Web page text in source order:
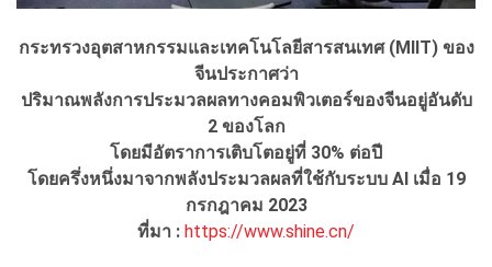
กระทรวงอุตสาหกรรมและเทคโนโลยีสารสนเทศ (MIIT) ของ
จีนประกาศว่า
ปริมาณพลังการประมวลผลทางคอมพิวเตอร์ของจีนอยู่อันดับ
2 ของโลก
โดยมีอัตราการเติบโตอยู่ที่ 30% ต่อปี
โดยครึ่งหนึ่งมาจากพลังประมวลผลที่ใช้กับระบบ AI เมื่อ 19
กรกฎาคม 2023
ที่มา : https://www.shine.cn/